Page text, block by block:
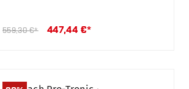
559,30 €* 447,44 €*